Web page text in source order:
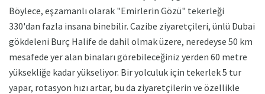
Böylece, eşzamanlı olarak "Emirlerin Gözü" tekerleği
330'dan fazla insana binebilir. Cazibe ziyaretçileri, ünlü Dubai
gökdeleni Burç Halife de dahil olmak üzere, neredeyse 50 km
mesafede yer alan binaları görebileceğiniz yerden 60 metre
yüksekliğe kadar yükseliyor. Bir yolculuk için tekerlek 5 tur
yapar, rotasyon hızı artar, bu da ziyaretçilerin ve özellikle